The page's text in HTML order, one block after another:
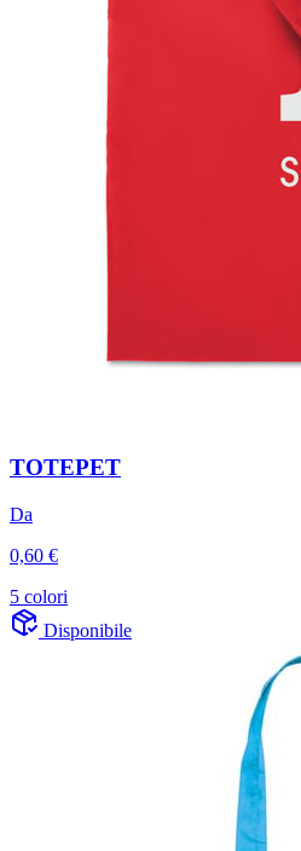
TOTEPET
Da
0,60 €
5 colori
Disponibile